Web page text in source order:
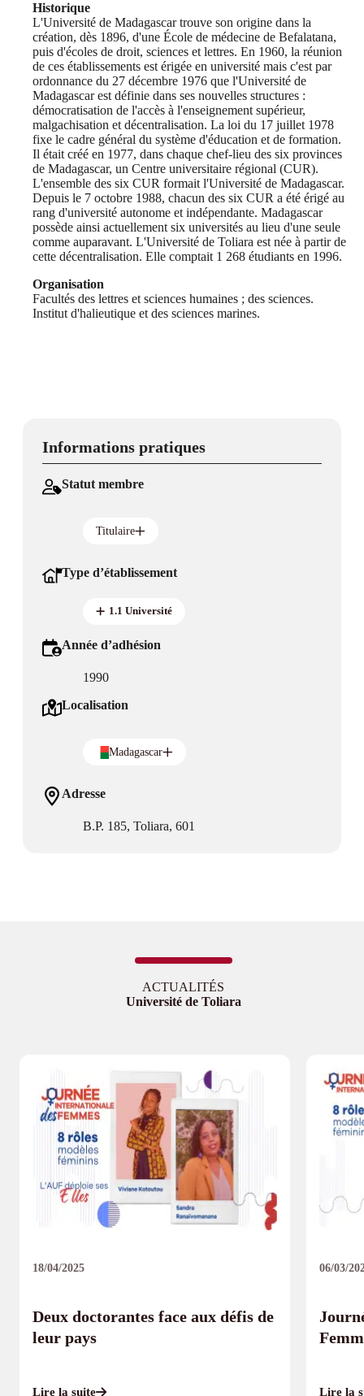
Historique
L'Université de Madagascar trouve son origine dans la
création, dès 1896, d'une École de médecine de Befalatana,
puis d'écoles de droit, sciences et lettres. En 1960, la réunion
de ces établissements est érigée en université mais c'est par
ordonnance du 27 décembre 1976 que l'Université de
Madagascar est définie dans ses nouvelles structures :
démocratisation de l'accès à l'enseignement supérieur,
malgachisation et décentralisation. La loi du 17 juillet 1978
fixe le cadre général du système d'éducation et de formation.
Il était créé en 1977, dans chaque chef-lieu des six provinces
de Madagascar, un Centre universitaire régional (CUR).
L'ensemble des six CUR formait l'Université de Madagascar.
Depuis le 7 octobre 1988, chacun des six CUR a été érigé au
rang d'université autonome et indépendante. Madagascar
possède ainsi actuellement six universités au lieu d'une seule
comme auparavant. L'Université de Toliara est née à partir de
cette décentralisation. Elle comptait 1 268 étudiants en 1996.
Organisation
Facultés des lettres et sciences humaines ; des sciences.
Institut d'halieutique et des sciences marines.
Informations pratiques
Statut membre
Titulaire
Type d’établissement
1.1 Université
Année d’adhésion
1990
Localisation
Madagascar
Adresse
B.P. 185, Toliara, 601
ACTUALITÉS
Université de Toliara
18/04/2025
Deux doctorantes face aux défis de
leur pays
Lire la suite
06/03/
Lire la